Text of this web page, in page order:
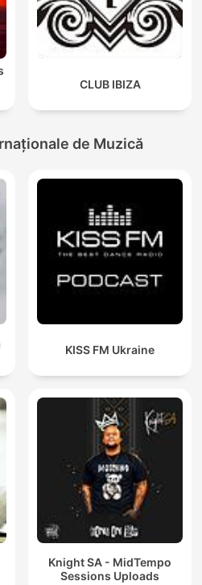
CLUB IBIZA
de Muzică
KISS FM Ukraine
Knight SA - MidTempo
Sessions Uploads